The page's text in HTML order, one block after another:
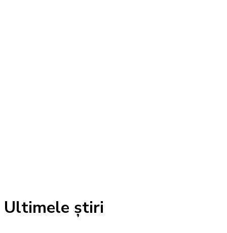
Ultimele știri